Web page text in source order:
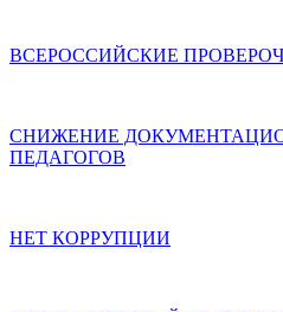
ВСЕРОССИЙСКИЕ
СНИЖЕНИЕ
ПЕДАГОГОВ
НЕТ КОРРУПЦИИ